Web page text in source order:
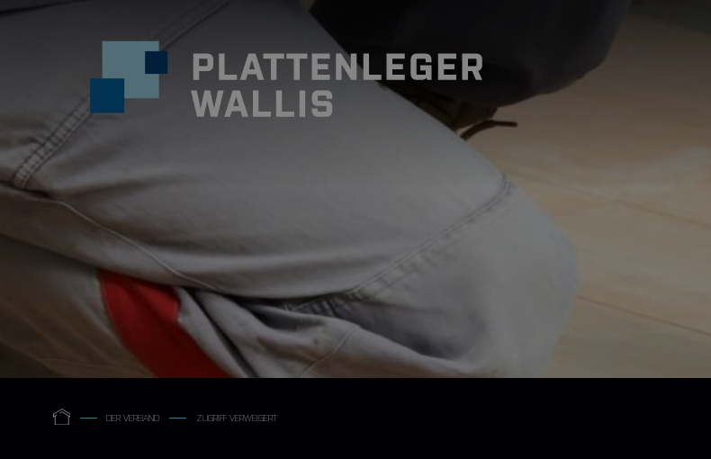
DER VERBAND ZUGRIFF VERWEIGERT